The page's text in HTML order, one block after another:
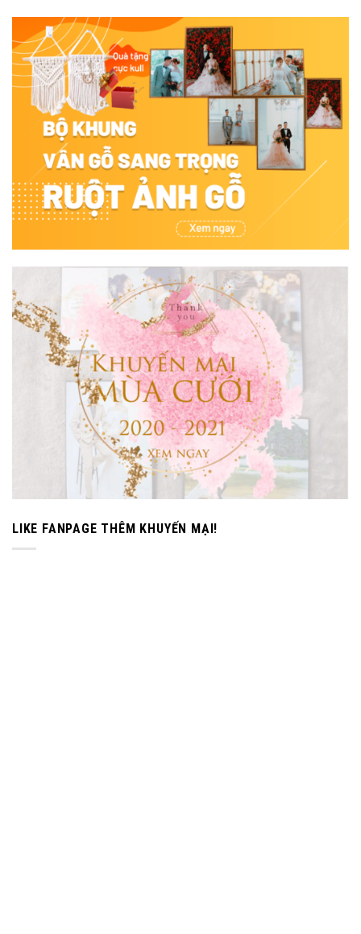
LIKE FANPAGE THÊM KHUYẾN MẠI!